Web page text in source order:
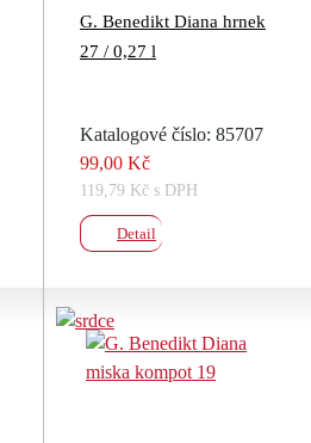
G. Benedikt Diana hrnek
27 / 0,27 l
Katalogové číslo: 85707
99,00 Kč
119,79 Kč s DPH
Detail